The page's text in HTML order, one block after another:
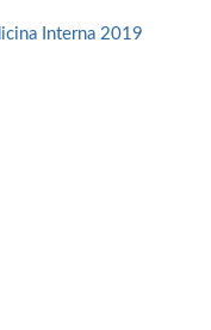
Interna 2019